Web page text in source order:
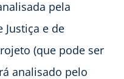
pela
Justiça e de
(que pode ser
analisado pelo